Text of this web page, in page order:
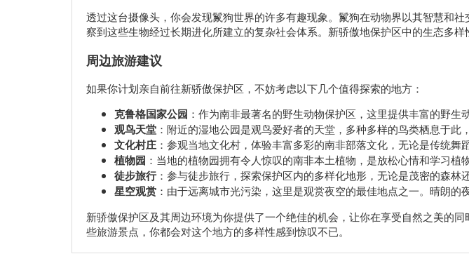
透过这台摄像头，你会发现鬣狗世界的许多有趣现象。鬣狗在动物界以其智慧和
察到这些生物经过长期进化所建立的复杂社会体系。新骄傲地保护区中的生态多
周边旅游建议
如果你计划亲自前往新骄傲保护区，不妨考虑以下几个值得探索的地方：
克鲁格国家公园 ：作为南非最著名的野生动物保护区，这里提供丰富的野生
观鸟天堂 ：附近的湿地公园是观鸟爱好者的天堂，多种多样的鸟类栖息于此
文化村庄 ：参观当地文化村，体验丰富多彩的南非部落文化，无论是传统舞
植物园 ：当地的植物园拥有令人惊叹的南非本土植物，是放松心情和学习植
徒步旅行：参与徒步旅行，探索保护区内的多样化地形，无论是茂密的森林
星空观赏 ：由于远离城市光污染，这里是观赏夜空的最佳地点之一。晴朗的
新骄傲保护区及其周边环境为你提供了一个绝佳的机会，让你在享受自然之美的
些旅游景点，你都会对这个地方的多样性感到惊叹不已。